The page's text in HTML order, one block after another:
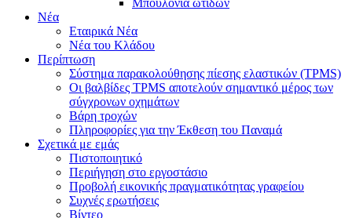
Μπουλόνια ωτίδων
Νέα
Εταιρικά Νέα
Νέα του Κλάδου
Περίπτωση
Σύστημα παρακολούθησης πίεσης ελαστικών (TPMS)
Οι βαλβίδες TPMS αποτελούν σημαντικό μέρος των
σύγχρονων οχημάτων
Βάρη τροχών
Πληροφορίες για την Έκθεση του Παναμά
Σχετικά με εμάς
Πιστοποιητικό
Περιήγηση στο εργοστάσιο
Προβολή εικονικής πραγματικότητας γραφείου
Συχνές ερωτήσεις
Βίντεο